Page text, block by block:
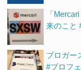
「
来のこと
ブロガー
#ブロフ